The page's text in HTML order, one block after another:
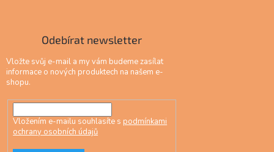
Odebírat newsletter
Vložte svůj e-mail a my vám budeme zasílat
informace o nových produktech na našem e-
shopu.
Vložením e-mailu souhlasíte s podmínkami
ochrany osobních údajů